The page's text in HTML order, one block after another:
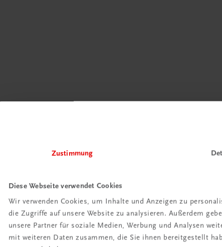
Zustimmung
Diese Webseite verwendet Cookies
Wir verwenden Cookies, um Inhalte und Anzeigen zu
die Zugriffe auf unsere Website zu analysieren. Außerdem
unsere Partner für soziale Medien, Werbung und Analysen
mit weiteren Daten zusammen, die Sie ihnen bereitgestellt
bei TRAUNER!